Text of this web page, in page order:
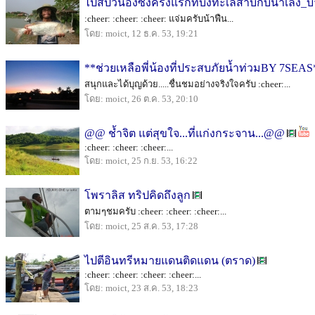
ไปสปิ๋วน้องซ่งครั้งแรกที่บึงทะเลสาบกับน้าเล้ง_
:cheer: :cheer: :cheer: แจ่มครับน้าฟืน...
โดย: moict, 12 ธ.ค. 53, 19:21
**ช่วยเหลือพี่น้องที่ประสบภัยน้ำท่วมBY
สนุกและได้บุญด้วย.....ชื่นชมอย่างจริงใจครับ :cheer:...
โดย: moict, 26 ต.ค. 53, 20:10
@@ ช้ำจิต แต่สุขใจ...ที่แก่งกระจาน...@@
:cheer: :cheer: :cheer:...
โดย: moict, 25 ก.ย. 53, 16:22
โพราลิส ทริปคิดถึงลูก
ตามๆชมครับ :cheer: :cheer: :cheer:...
โดย: moict, 25 ส.ค. 53, 17:28
ไปตีอินทรีหมายแดนติดแดน (ตราด)
:cheer: :cheer: :cheer: :cheer:...
โดย: moict, 23 ส.ค. 53, 18:23